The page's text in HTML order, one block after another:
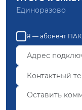
Единоразово
Я — абонент